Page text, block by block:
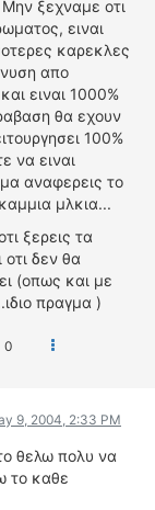
ξεχναμε οτι
ειναι
καρεκλες
απο
ειναι 1000%
θα εχουν
100%
να ειναι
αναφερεις το
μλκια...
ξερεις τα
δεν θα
(οπως και με
πραγμα )
0
9, 2004, 2:33 PM
θελω πολυ να
το καθε